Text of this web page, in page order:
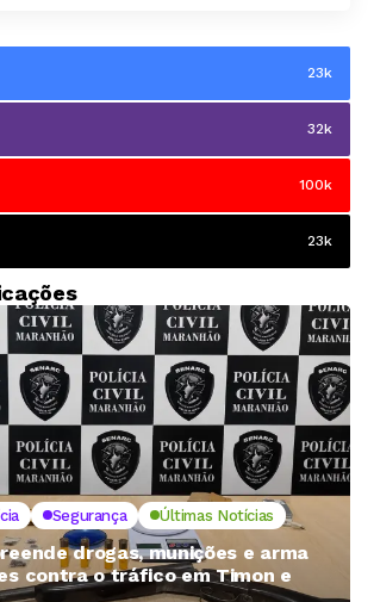
23k
32k
100k
23k
Segurança Últimas Notícias
drogas, munições e arma
contra o tráfico em Timon e